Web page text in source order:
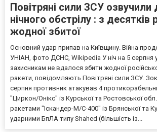
Повітряні сили ЗСУ озвучили
нічного обстрілу : з десятків
жодної збитої
Основний удар припав на Київщину. Війна
УНІАН, фото ДСНС, Wikipedia У ніч на 5 серпня
захисникам не вдалося збити жодної
ракети, повідомляють Повітряні сили ЗСУ.
серпня противник атакував 4
"Циркон/Онікс" із Курської та Ростовської
ракетами "Іскандер-М/С-400" із Брянської та
ударними БпЛА типу Shahed (більшість із...